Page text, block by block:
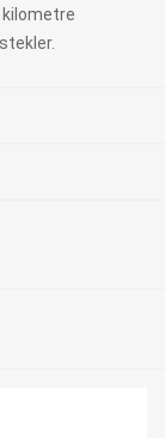
kilometre